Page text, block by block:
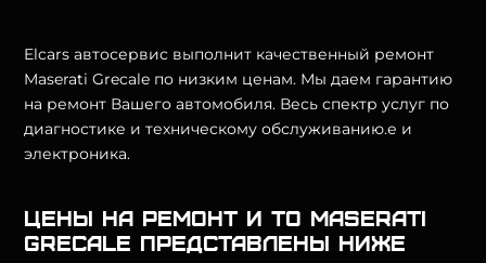
Elcars автосервис выполнит качественный ремонт
Maserati Grecale по низким ценам. Мы даем гарантию
на ремонт Вашего автомобиля. Весь спектр услуг по
диагностике и техническому обслуживанию.е и
электроника.
Цены на ремонт и ТО Maserati
Grecale представлены ниже